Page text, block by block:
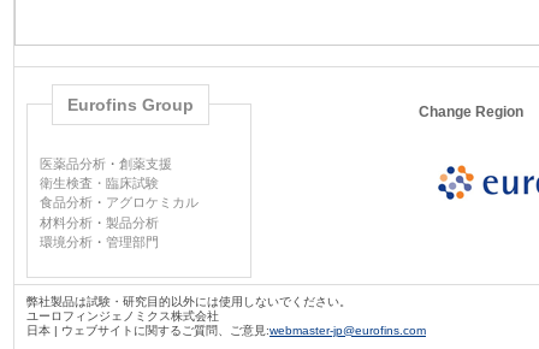
Eurofins Group
医薬品分析 ・ 創薬支援
衛生検査・臨床試験
食品分析 ・ アグロケミカル
材料分析 ・ 製品分析
環境分析 ・ 管理部門
Change Region
弊社製品は試験・研究目的以外には使用しないでください。
ユーロフィンジェノミクス株式会社
日本 | ウェブサイトに関するご質問、ご意見:webmaster-jp@eurofins.com